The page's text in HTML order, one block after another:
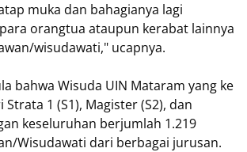
muka dan bahagianya lagi
orangtua ataupun kerabat lainnya
wisudawati," ucapnya.
bahwa Wisuda UIN Mataram yang ke
1 (S1), Magister (S2), dan
keseluruhan berjumlah 1.219
Wisudawati dari berbagai jurusan.